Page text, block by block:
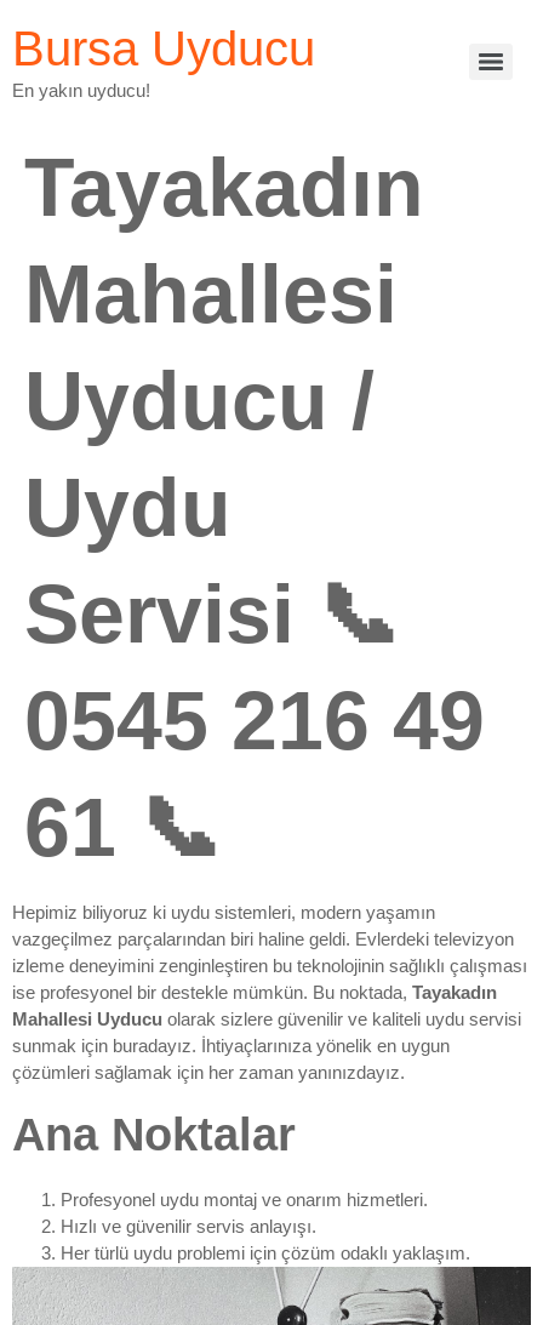
Bursa Uyducu
En yakın uyducu!
Tayakadın
Mahallesi
Uyducu /
Uydu
Servisi 📞
0545 216 49
61 📞
Hepimiz biliyoruz ki uydu sistemleri, modern yaşamın
vazgeçilmez parçalarından biri haline geldi. Evlerdeki televizyon
izleme deneyimini zenginleştiren bu teknolojinin sağlıklı çalışması
ise profesyonel bir destekle mümkün. Bu noktada, Tayakadın
Mahallesi Uyducu olarak sizlere güvenilir ve kaliteli uydu servisi
sunmak için buradayız. İhtiyaçlarınıza yönelik en uygun
çözümleri sağlamak için her zaman yanınızdayız.
Ana Noktalar
Profesyonel uydu montaj ve onarım hizmetleri.
Hızlı ve güvenilir servis anlayışı.
Her türlü uydu problemi için çözüm odaklı yaklaşım.